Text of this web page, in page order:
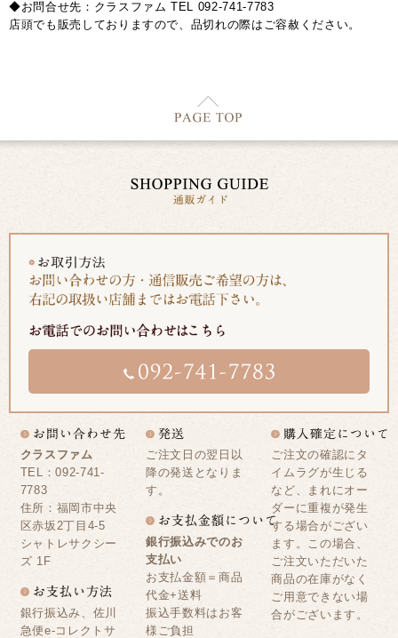
◆お問合せ先：クラスファム TEL 092-741-7783
店頭でも販売しておりますので、品切れの際はご容赦ください。
クラスファム
TEL：092-741-
7783
住所：福岡市中央
区赤坂2丁目4-5
シャトレサクシー
ズ 1F
銀行振込み、佐川
急便e-コレクトサ
ご注文日の翌日以
降の発送となりま
す。
銀行振込みでのお
支払い
お支払金額＝商品
代金+送料
振込手数料はお客
様ご負担
ご注文の確認にタ
イムラグが生じる
など、まれにオー
ダーに重複が発生
する場合がござい
ます。この場合、
ご注文いただいた
商品の在庫がなく
ご用意できない場
合がございます。